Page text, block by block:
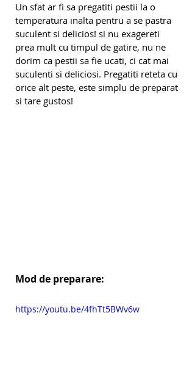
Un sfat ar fi sa pregatiti pestii la o
temperatura inalta pentru a se pastra
suculent si delicios! si nu exagereti
prea mult cu timpul de gatire, nu ne
dorim ca pestii sa fie ucati, ci cat mai
suculenti si deliciosi. Pregatiti reteta cu
orice alt peste, este simplu de preparat
si tare gustos!
Mod de preparare:
https://youtu.be/4fhTt5BWv6w